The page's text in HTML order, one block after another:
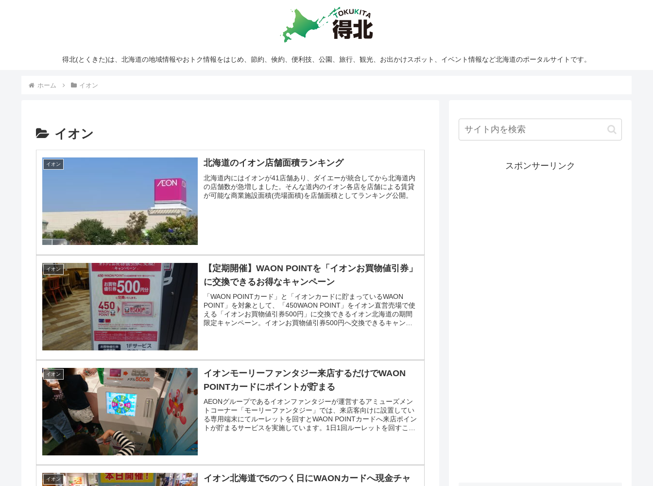
得北(とくきた)は、北海道の地域情報やおトク情報をはじめ、節約、倹約、便利技、公園、旅行、観光、お出かけスポット、イベント情報など北海道のポータルサイトです。
ホーム イオン
イオン
イオン 北海道のイオン店舗面積ランキング
北海道内にはイオンが41店舗あり、ダイエーが統合してから北海道内
の店舗数が急増しました。そんな道内のイオン各店を店舗による賃貸
が可能な商業施設面積(売場面積)を店舗面積としてランキング公開。
イオン
【定期開催】WAON POINTを「イオンお買物値引券」
に交換できるお得なキャンペーン
「WAON POINTカード」と「イオンカードに貯まっているWAON
POINT」を対象として、「450WAON POINT」をイオン直営売場で使
える「イオンお買物値引券500円」に交換できるイオン北海道の期間
限定キャンペーン。イオンお買物値引券500円へ交換できるキャンペ
イオン
イオンモーリーファンタジー来店するだけでWAON
POINTカードにポイントが貯まる
AEONグループであるイオンファンタジーが運営するアミューズメン
トコーナー「モーリーファンタジー」では、来店客向けに設置してい
る専用端末にてルーレットを回すとWAON POINTカードへ来店ポイン
トが貯まるサービスを実施しています。1日1回ルーレットを回すこと
イオン
イオン北海道で5のつく日にWAONカードへ現金チャ
スポンサーリンク